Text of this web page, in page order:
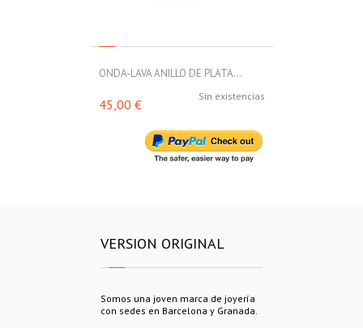
ONDA-LAVA ANILLO DE PLATA...
Sin existencias
45,00 €
VERSION ORIGINAL
Somos una joven marca de joyería
con sedes en Barcelona y Granada.